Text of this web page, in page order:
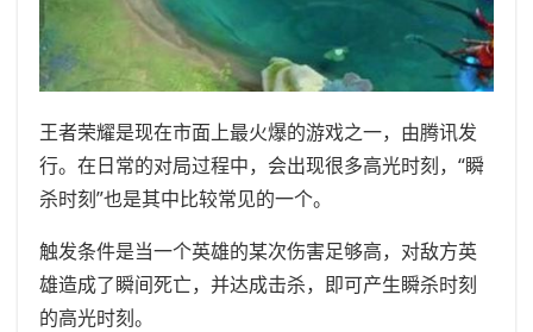
王者荣耀是现在市面上最火爆的游戏之一，由腾讯发
行。在日常的对局过程中，会出现很多高光时刻，“瞬
杀时刻”也是其中比较常见的一个。
触发条件是当一个英雄的某次伤害足够高，对敌方英
雄造成了瞬间死亡，并达成击杀，即可产生瞬杀时刻
的高光时刻。